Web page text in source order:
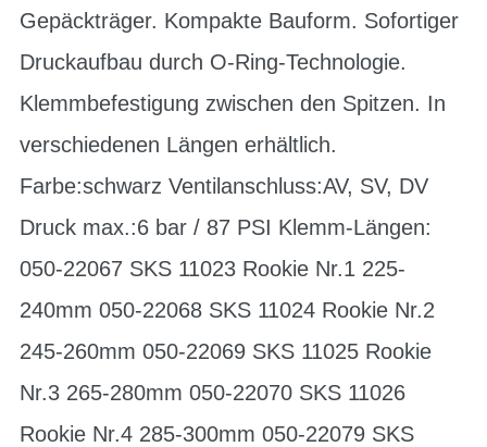
Gepäckträger. Kompakte Bauform. Sofortiger
Druckaufbau durch O-Ring-Technologie.
Klemmbefestigung zwischen den Spitzen. In
verschiedenen Längen erhältlich.
Farbe:schwarz Ventilanschluss:AV, SV, DV
Druck max.:6 bar / 87 PSI Klemm-Längen:
050-22067 SKS 11023 Rookie Nr.1 225-
240mm 050-22068 SKS 11024 Rookie Nr.2
245-260mm 050-22069 SKS 11025 Rookie
Nr.3 265-280mm 050-22070 SKS 11026
Rookie Nr.4 285-300mm 050-22079 SKS